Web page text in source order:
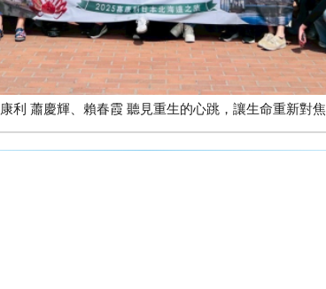
我的天菜敵人是——被忽略的身體警訊 嘉康利 蕭慶輝、賴春霞 聽見重生的心跳，讓生命重新對焦